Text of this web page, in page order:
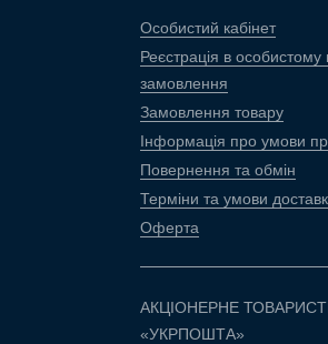
Особистий кабінет
Реєстрація в
замовлення
Замовлення товару
Інформація про умови
Повернення та обмін
Терміни та умови
Оферта
АКЦІОНЕРНЕ
«УКРПОШТА»